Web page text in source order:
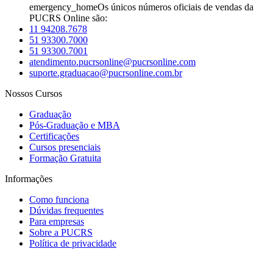
emergency_homeOs únicos números oficiais de vendas da
PUCRS Online são:
11 94208.7678
51 93300.7000
51 93300.7001
atendimento.pucrsonline@pucrsonline.com
suporte.graduacao@pucrsonline.com.br
Nossos Cursos
Graduação
Pós-Graduação e MBA
Certificações
Cursos presenciais
Formação Gratuita
Informações
Como funciona
Dúvidas frequentes
Para empresas
Sobre a PUCRS
Política de privacidade